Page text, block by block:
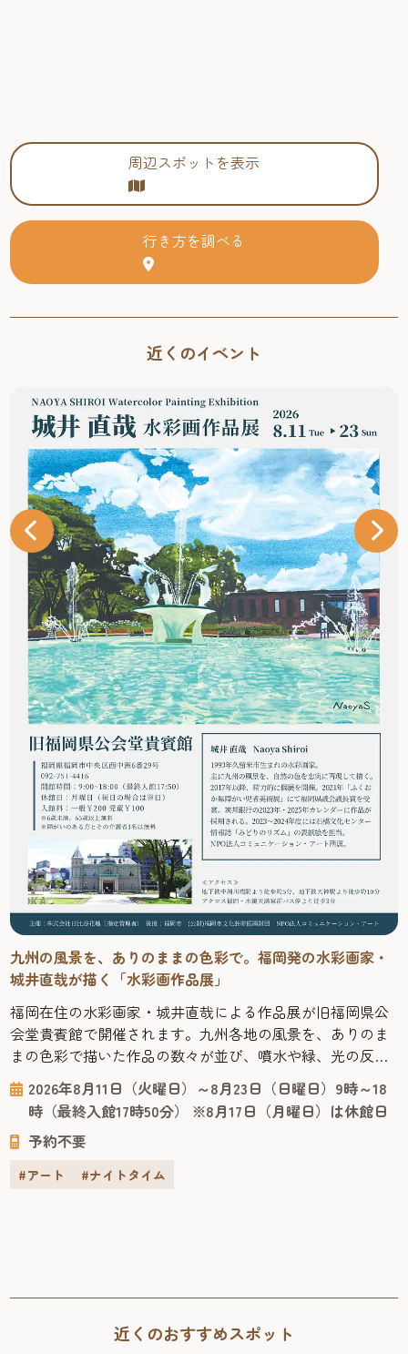
周辺スポットを表示
行き方を調べる
近くのイベント
九州の風景を、ありのままの色彩で。福岡発の水彩画家・
城井直哉が描く「水彩画作品展」
福岡在住の水彩画家・城井直哉による作品展が旧福岡県公
会堂貴賓館で開催されます。九州各地の風景を、ありのま
まの色彩で描いた作品の数々が並び、噴水や緑、光の反射
まで丁寧に再現された絵からは、その土地の空気が感じら
れます。 今回の会場となる「旧福岡県公会堂貴賓館」は、
1910年、九州沖縄八県連合共進会の迎賓館として建てら
れ、明治43年には皇族の宿泊所としても使われた歴史ある
建物です。急勾配の屋根や...
2026年8月11日（火曜日）～8月23日（日曜日）9時～18
時（最終入館17時50分） ※8月17日（月曜日）は休館日
予約不要
#アート #ナイトタイム
近くのおすすめスポット